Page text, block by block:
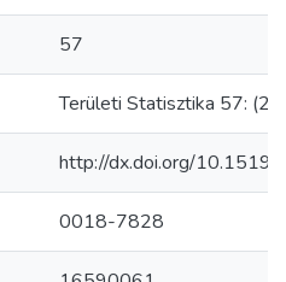
57
Területi Statisztika 57:
http://dx.doi.org/
0018-7828